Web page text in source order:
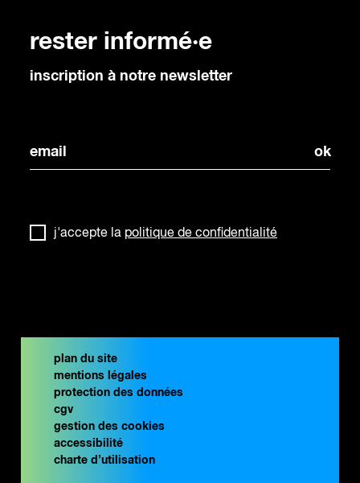
rester informé·e
inscription à notre newsletter
j'accepte la politique de confidentialité
plan du site
mentions légales
protection des données
cgv
gestion des cookies
accessibilité
charte d’utilisation